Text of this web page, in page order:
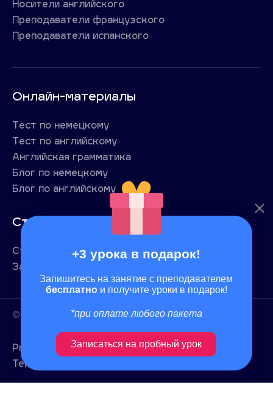
Носители английского
Преподаватели французского
Преподаватели испанского
Онлайн-материалы
Тест по немецкому
Тест по английскому
Английская грамматика
Блог по немецкому
Блог по английскому
Стоимость
Стоимость
Записаться на курс
© 2014 - 2026 SunnyAcademy Inc
Privacy Policy
Terms & Conditions
+3 урока в подарок!
Запишитесь на занятие с преподавателем
бесплатнои получите уроки в подарок!
*при оплате любого пакета
Записаться на пробный урок